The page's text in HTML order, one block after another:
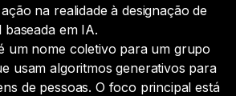
na realidade à designação de
em IA.
um nome coletivo para um grupo
usam algoritmos generativos para
de pessoas. O foco principal está